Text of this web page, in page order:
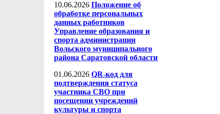
10.06.2026 Положение об
обработке персональных
данных работников
Управление образования и
спорта администрации
Вольского муниципального
района Саратовской области
01.06.2026 QR-код для
подтверждения статуса
участника СВО при
посещении учреждений
культуры и спорта